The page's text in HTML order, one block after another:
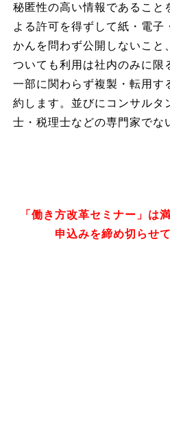
秘匿性の高い情報であること
よる許可を得ずして紙・電子
かんを問わず公開しないこと
ついても利用は社内のみに限
一部に関わらず複製・転用す
約します。並びにコンサルタ
士・税理士などの専門家でな
「働き方改革セミナー」は
申込みを締め切らせ